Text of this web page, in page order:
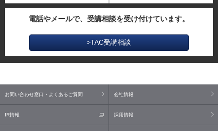
電話やメールで、受講相談を受け付けています。
>TAC受講相談
お問い合わせ窓口・よくあるご質問 会社情報
IR情報 採用情報